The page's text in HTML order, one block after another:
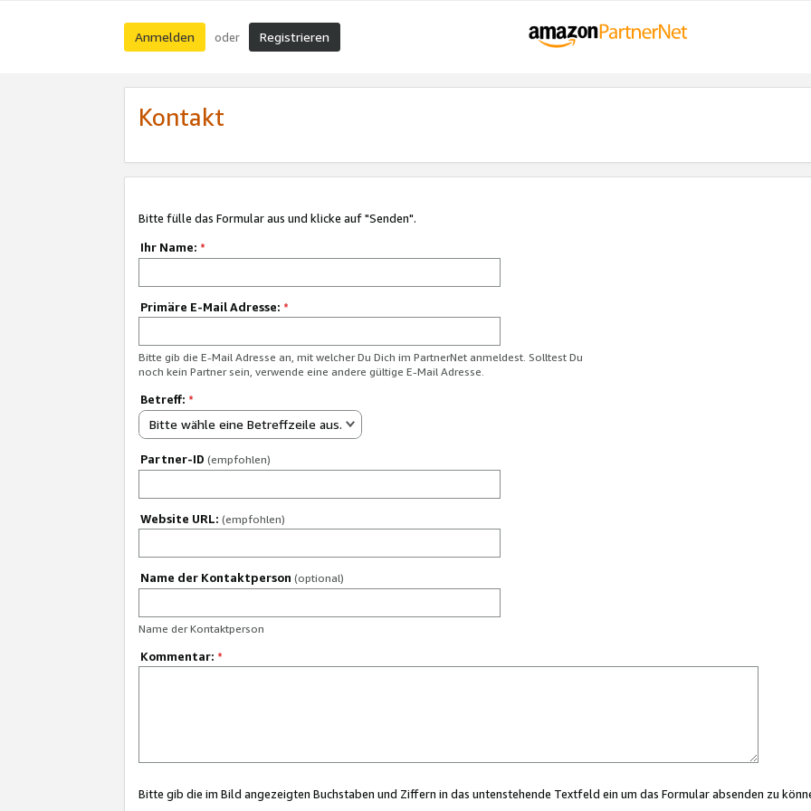
Anmelden oder Registrieren
Kontakt
Bitte fülle das Formular aus und klicke auf "Senden".
Ihr Name: *
Primäre E-Mail Adresse: *
Bitte gib die E-Mail Adresse an, mit welcher Du Dich im PartnerNet anmeldest. Solltest Du
noch kein Partner sein, verwende eine andere gültige E-Mail Adresse.
Betreff: *
Bitte wähle eine Betreffzeile aus.
Partner-ID (empfohlen)
Website URL: (empfohlen)
Name der Kontaktperson (optional)
Name der Kontaktperson
Kommentar: *
Bitte gib die im Bild angezeigten Buchstaben und Ziffern in das untenstehende Textfeld ein um das Formular absenden zu